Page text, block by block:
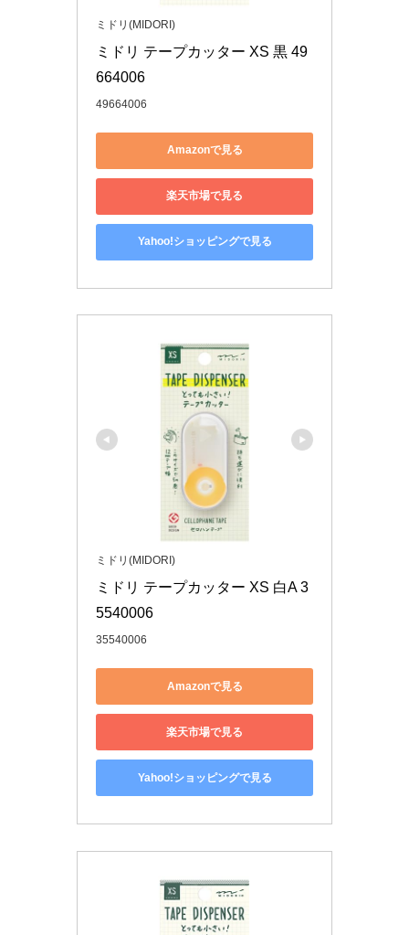
ミドリ(MIDORI)
ミドリ テープカッター XS 黒 49
664006
49664006
Amazonで見る
楽天市場で見る
Yahoo!ショッピングで見る
ミドリ(MIDORI)
ミドリ テープカッター XS 白A 3
5540006
35540006
Amazonで見る
楽天市場で見る
Yahoo!ショッピングで見る